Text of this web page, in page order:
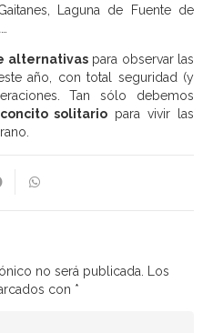
Laguna de Fuente de
alternativaspara observar las
año, con total seguridad (y
Tan sólo debemos
solitario para vivir las
no será publicada. Los
con *